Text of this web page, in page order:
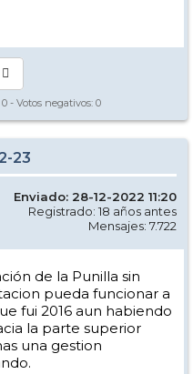
0 - Votos negativos: 0
23
Enviado: 28-12-2022 11:20
Registrado: 18 años antes
Mensajes: 7.722
de la Punilla sin
pueda funcionar a
fui 2016 aun habiendo
la parte superior
una gestion